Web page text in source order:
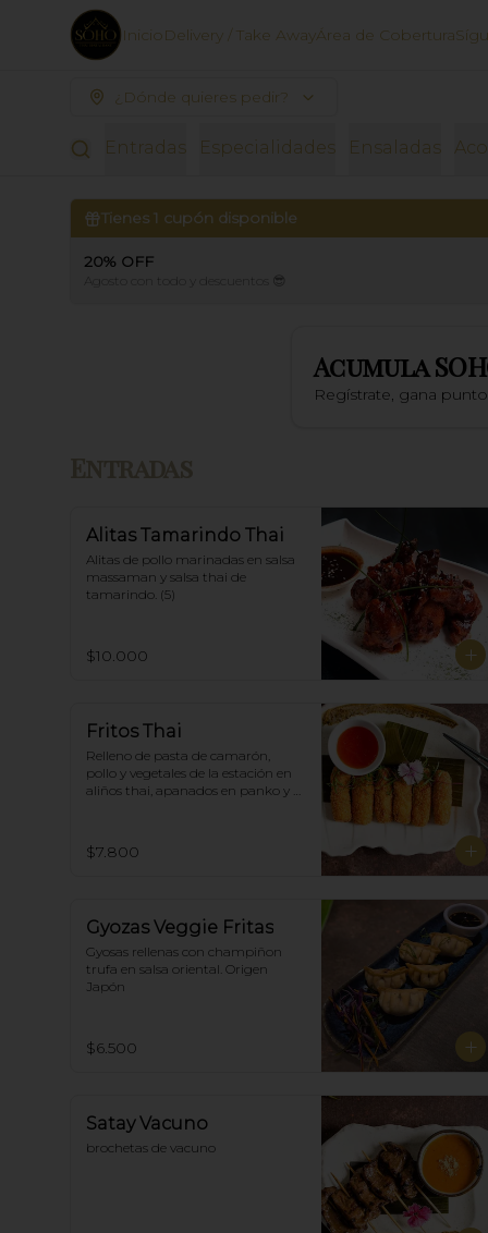
InicioDelivery / Take AwayÁrea de Cobertura
¿Dónde quieres pedir?
Entradas Especialidades Ensaladas
Tienes 1 cupón disponible
20% OFF
Agosto con todo y descuentos 😎
Acumula
Regístrate, gana
Entradas
Alitas Tamarindo Thai
Alitas de pollo marinadas en salsa
massaman y salsa thai de
tamarindo. (5)
$10.000
Fritos Thai
Relleno de pasta de camarón,
pollo y vegetales de la estación en
aliños thai, apanados en panko y
$7.800
Gyozas Veggie Fritas
Gyosas rellenas con champiñon
trufa en salsa oriental. Origen
Japón
$6.500
Satay Vacuno
brochetas de vacuno